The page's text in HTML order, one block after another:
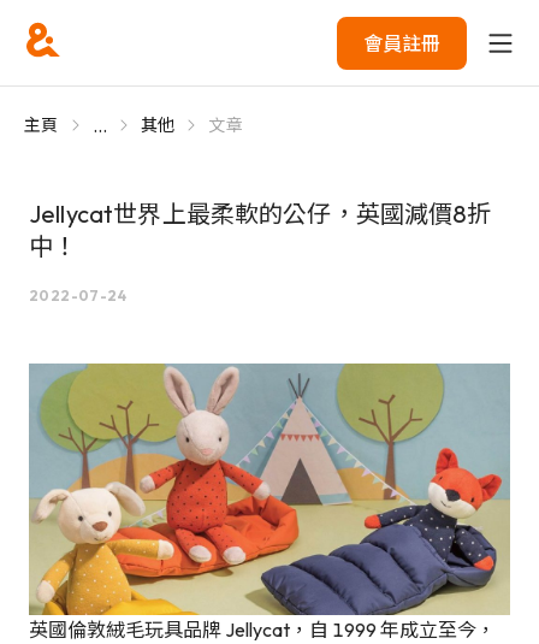
會員註冊
主頁 ... 其他 文章
Jellycat世界上最柔軟的公仔，英國減價8折
中！
2022-07-24
英國倫敦絨毛玩具品牌 Jellycat，自 1999 年成立至今，